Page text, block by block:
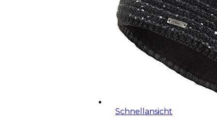
Schnellansicht